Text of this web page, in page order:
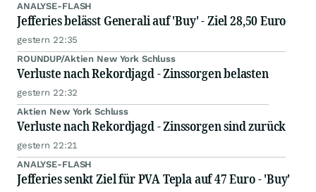
ANALYSE-FLASH
Jefferies belässt Generali auf 'Buy' - Ziel 28,50 Euro
gestern 22:35
ROUNDUP/Aktien New York Schluss
Verluste nach Rekordjagd - Zinssorgen belasten
gestern 22:32
Aktien New York Schluss
Verluste nach Rekordjagd - Zinssorgen sind zurück
gestern 22:21
ANALYSE-FLASH
Jefferies senkt Ziel für PVA Tepla auf 47 Euro - 'Buy'